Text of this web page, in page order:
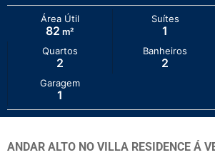
Área Útil
82 m²
Suítes
1
Quartos
2
Banheiros
2
Garagem
1
ANDAR ALTO NO VILLA RESIDENCE Á